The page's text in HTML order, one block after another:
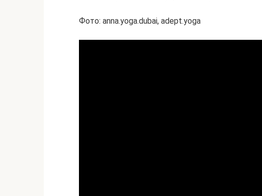
Фото: anna.yoga.dubai, adept.yoga